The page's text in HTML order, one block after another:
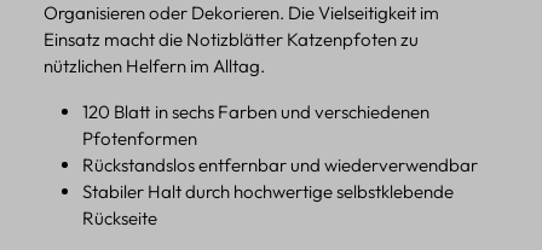
Organisieren oder Dekorieren. Die Vielseitigkeit im
Einsatz macht die Notizblätter Katzenpfoten zu
nützlichen Helfern im Alltag.
120 Blatt in sechs Farben und verschiedenen
Pfotenformen
Rückstandslos entfernbar und wiederverwendbar
Stabiler Halt durch hochwertige selbstklebende
Rückseite